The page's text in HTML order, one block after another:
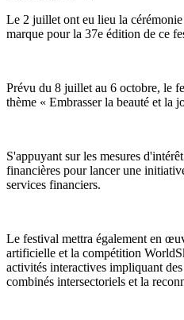
Le 2 juillet ont eu lieu la
marque pour la 37e édition de ce
Prévu du 8 juillet au 6 octobre, le
thème « Embrasser la beauté et la
S'appuyant sur les mesures
financières pour lancer une
services financiers.
Le festival mettra également en
artificielle et la compétition
activités interactives impliquant
combinés intersectoriels et la